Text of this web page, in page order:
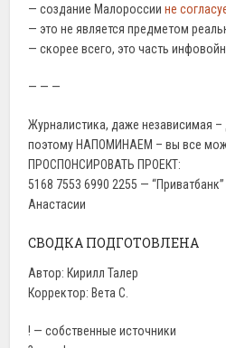
— создание Малороссиине
— это не является предметом
— скорее всего, это часть
— — —
Журналистика, даже независимая –
поэтому НАПОМИНАЕМ – вы все
ПРОСПОНСИРОВАТЬ ПРОЕКТ:
5168 7553 6990 2255 —
Анастасии
СВОДКА ПОДГОТОВЛЕНА
Автор: Кирилл Талер
Корректор: Вета С.
! — собственные источники